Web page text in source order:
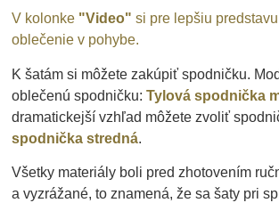
V kolonke "Video" si pre lepšiu
oblečenie v pohybe.
K šatám si môžete zakúpiť spodničku.
oblečenú spodničku:Tylová spodnička
dramatickejší vzhľad môžete zvoliť
spodnička stredná.
Všetky materiály boli pred zhotovením
a vyzrážané, to znamená, že sa šaty pri